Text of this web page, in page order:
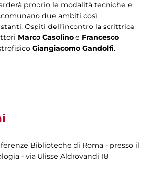
proprio le modalità tecniche e
due ambiti così
Ospiti dell’incontro la scrittrice
Marco Casolino e Francesco
Giangiacomo Gandolfi.
Biblioteche di Roma - presso il
- via Ulisse Aldrovandi 18